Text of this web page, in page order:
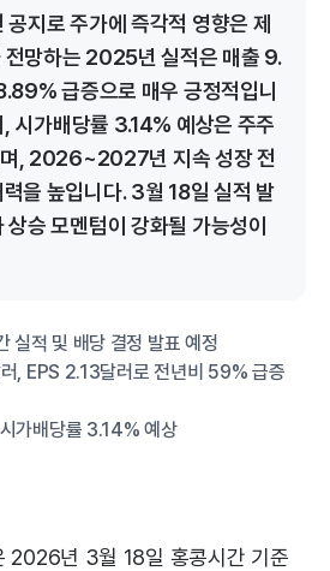
지로 주가에 즉각적 영향은 제
전망하는 2025년 실적은 매출 9.
급증으로 매우 긍정적입니
시가배당률 3.14% 예상은 주주
며, 2026~2027년 지속 성장 전
을 높입니다. 3월 18일 실적 발
승 모멘텀이 강화될 가능성이
적 및 배당 결정 발표 예정
, EPS 2.13달러로 전년비 59% 급증
가배당률 3.14% 예상
2026년 3월 18일 홍콩시간 기준